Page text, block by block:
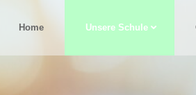
Home Unsere Schule